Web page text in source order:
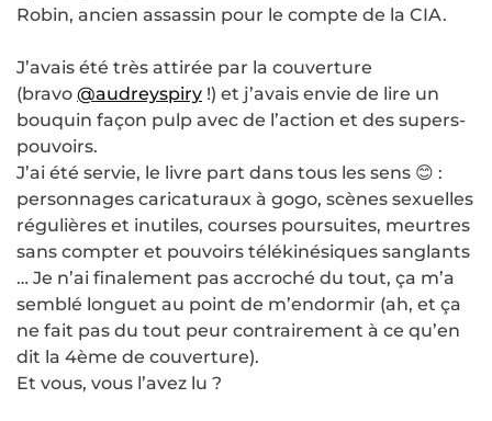
Robin, ancien assassin pour le compte de la CIA.
J’avais été très attirée par la couverture
(bravo @audreyspiry !) et j’avais envie de lire un
bouquin façon pulp avec de l’action et des supers-
pouvoirs.
J’ai été servie, le livre part dans tous les sens 😊 :
personnages caricaturaux à gogo, scènes sexuelles
régulières et inutiles, courses poursuites, meurtres
sans compter et pouvoirs télékinésiques sanglants
… Je n’ai finalement pas accroché du tout, ça m’a
semblé longuet au point de m’endormir (ah, et ça
ne fait pas du tout peur contrairement à ce qu’en
dit la 4ème de couverture).
Et vous, vous l’avez lu ?